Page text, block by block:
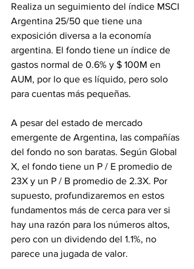
Realiza un seguimiento del índice MSCI
Argentina 25/50 que tiene una
exposición diversa a la economía
argentina. El fondo tiene un índice de
gastos normal de 0.6% y $ 100M en
AUM, por lo que es líquido, pero solo
para cuentas más pequeñas.
A pesar del estado de mercado
emergente de Argentina, las compañías
del fondo no son baratas. Según Global
X, el fondo tiene un P / E promedio de
23X y un P / B promedio de 2.3X. Por
supuesto, profundizaremos en estos
fundamentos más de cerca para ver si
hay una razón para los números altos,
pero con un dividendo del 1.1%, no
parece una jugada de valor.